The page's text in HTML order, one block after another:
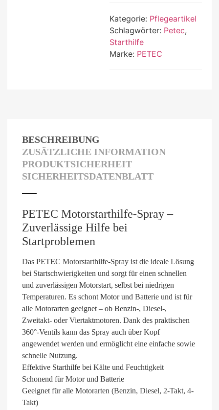
Kategorie: Pflegeartikel
Schlagwörter: Petec,
Starthilfe
Marke: PETEC
BESCHREIBUNG
ZUSÄTZLICHE INFORMATION
PRODUKTSICHERHEIT
SICHERHEITSDATENBLATT
PETEC Motorstarthilfe-Spray –
Zuverlässige Hilfe bei
Startproblemen
Das PETEC Motorstarthilfe-Spray ist die ideale Lösung
bei Startschwierigkeiten und sorgt für einen schnellen
und zuverlässigen Motorstart, selbst bei niedrigen
Temperaturen. Es schont Motor und Batterie und ist für
alle Motorarten geeignet – ob Benzin-, Diesel-,
Zweitakt- oder Viertaktmotoren. Dank des praktischen
360°-Ventils kann das Spray auch über Kopf
angewendet werden und ermöglicht eine einfache sowie
schnelle Nutzung.
Effektive Starthilfe bei Kälte und Feuchtigkeit
Schonend für Motor und Batterie
Geeignet für alle Motorarten (Benzin, Diesel, 2-Takt, 4-
Takt)